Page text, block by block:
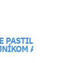
PASTILKY S
A VIT. C